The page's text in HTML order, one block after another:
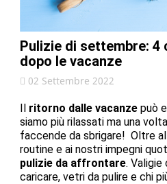
Pulizie di settembre: 4
dopo le vacanze
02 Settembre 2022
Il ritorno dalle vacanzepuò
siamo più rilassati ma una
faccende da sbrigare! Oltre
routine e ai nostri impegni
pulizie da affrontare. Valigie
caricare, vetri da pulire e chi